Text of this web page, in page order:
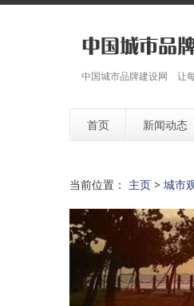
中国城市品牌建设网 让
首页 新闻动态
当前位置： 主页 > 城市